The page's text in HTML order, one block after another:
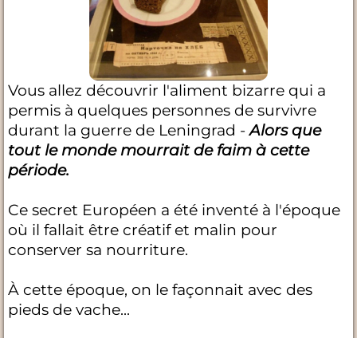
Vous allez découvrir l'aliment bizarre qui a
permis à quelques personnes de survivre
durant la guerre de Leningrad -Alors que
tout le monde mourrait de faim à cette
période.
Ce secret Européen a été inventé à l'époque
où il fallait être créatif et malin pour
conserver sa nourriture.
À cette époque, on le façonnait avec des
pieds de vache...